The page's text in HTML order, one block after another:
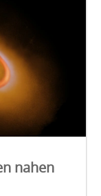
nahen